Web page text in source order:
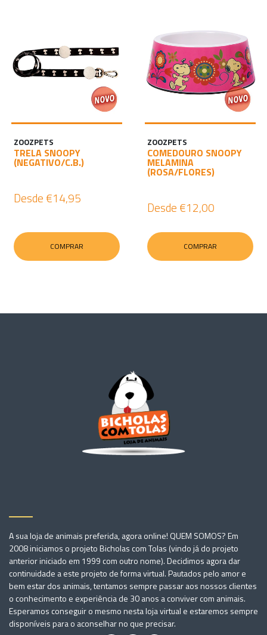
ZOOZPETS
TRELA SNOOPY
(NEGATIVO/C.B.)
Desde €14,95
COMPRAR
ZOOZPETS
COMEDOURO SNOOPY
MELAMINA
(ROSA/FLORES)
Desde €12,00
COMPRAR
A sua loja de animais preferida, agora online! QUEM SOMOS? Em
2008 iniciamos o projeto Bicholas com Tolas (vindo já do projeto
anterior iniciado em 1999 com outro nome). Decidimos agora dar
continuidade a este projeto de forma virtual. Pautados pelo amor e
bem estar dos animais, tentamos sempre passar aos nossos clientes
o conhecimento e experiência de 30 anos a conviver com animais.
Esperamos conseguir o mesmo nesta loja virtual e estaremos sempre
disponíveis para o aconselhar no que precisar.